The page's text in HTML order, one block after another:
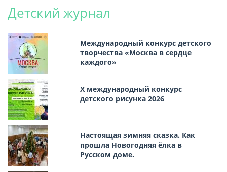
Детский журнал
Международный конкурс детского
творчества «Москва в сердце
каждого»
Х международный конкурс
детского рисунка 2026
Настоящая зимняя сказка. Как
прошла Новогодняя ёлка в
Русском доме.